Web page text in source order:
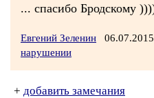
... спасибо Бродскому
Евгений Зеленин
нарушении
+ добавить замечания